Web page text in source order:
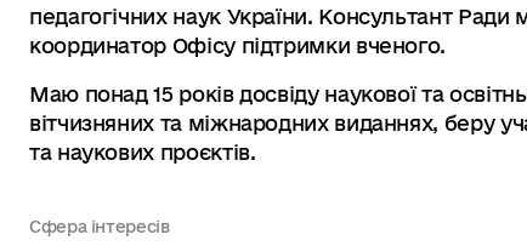
педагогічних наук України. Консультант Ради
координатор Офісу підтримки вченого.
Маю понад 15 років досвіду наукової та
вітчизняних та міжнародних виданнях, беру
та наукових проєктів.
Сфера інтересів